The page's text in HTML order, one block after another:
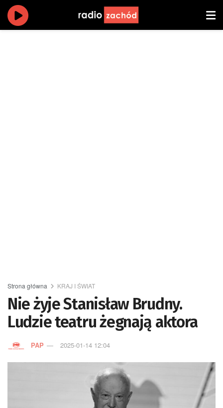
Strona główna KRAJ I ŚWIAT
Nie żyje Stanisław Brudny.
Ludzie teatru żegnają aktora
PAP 2025-01-14 12:04